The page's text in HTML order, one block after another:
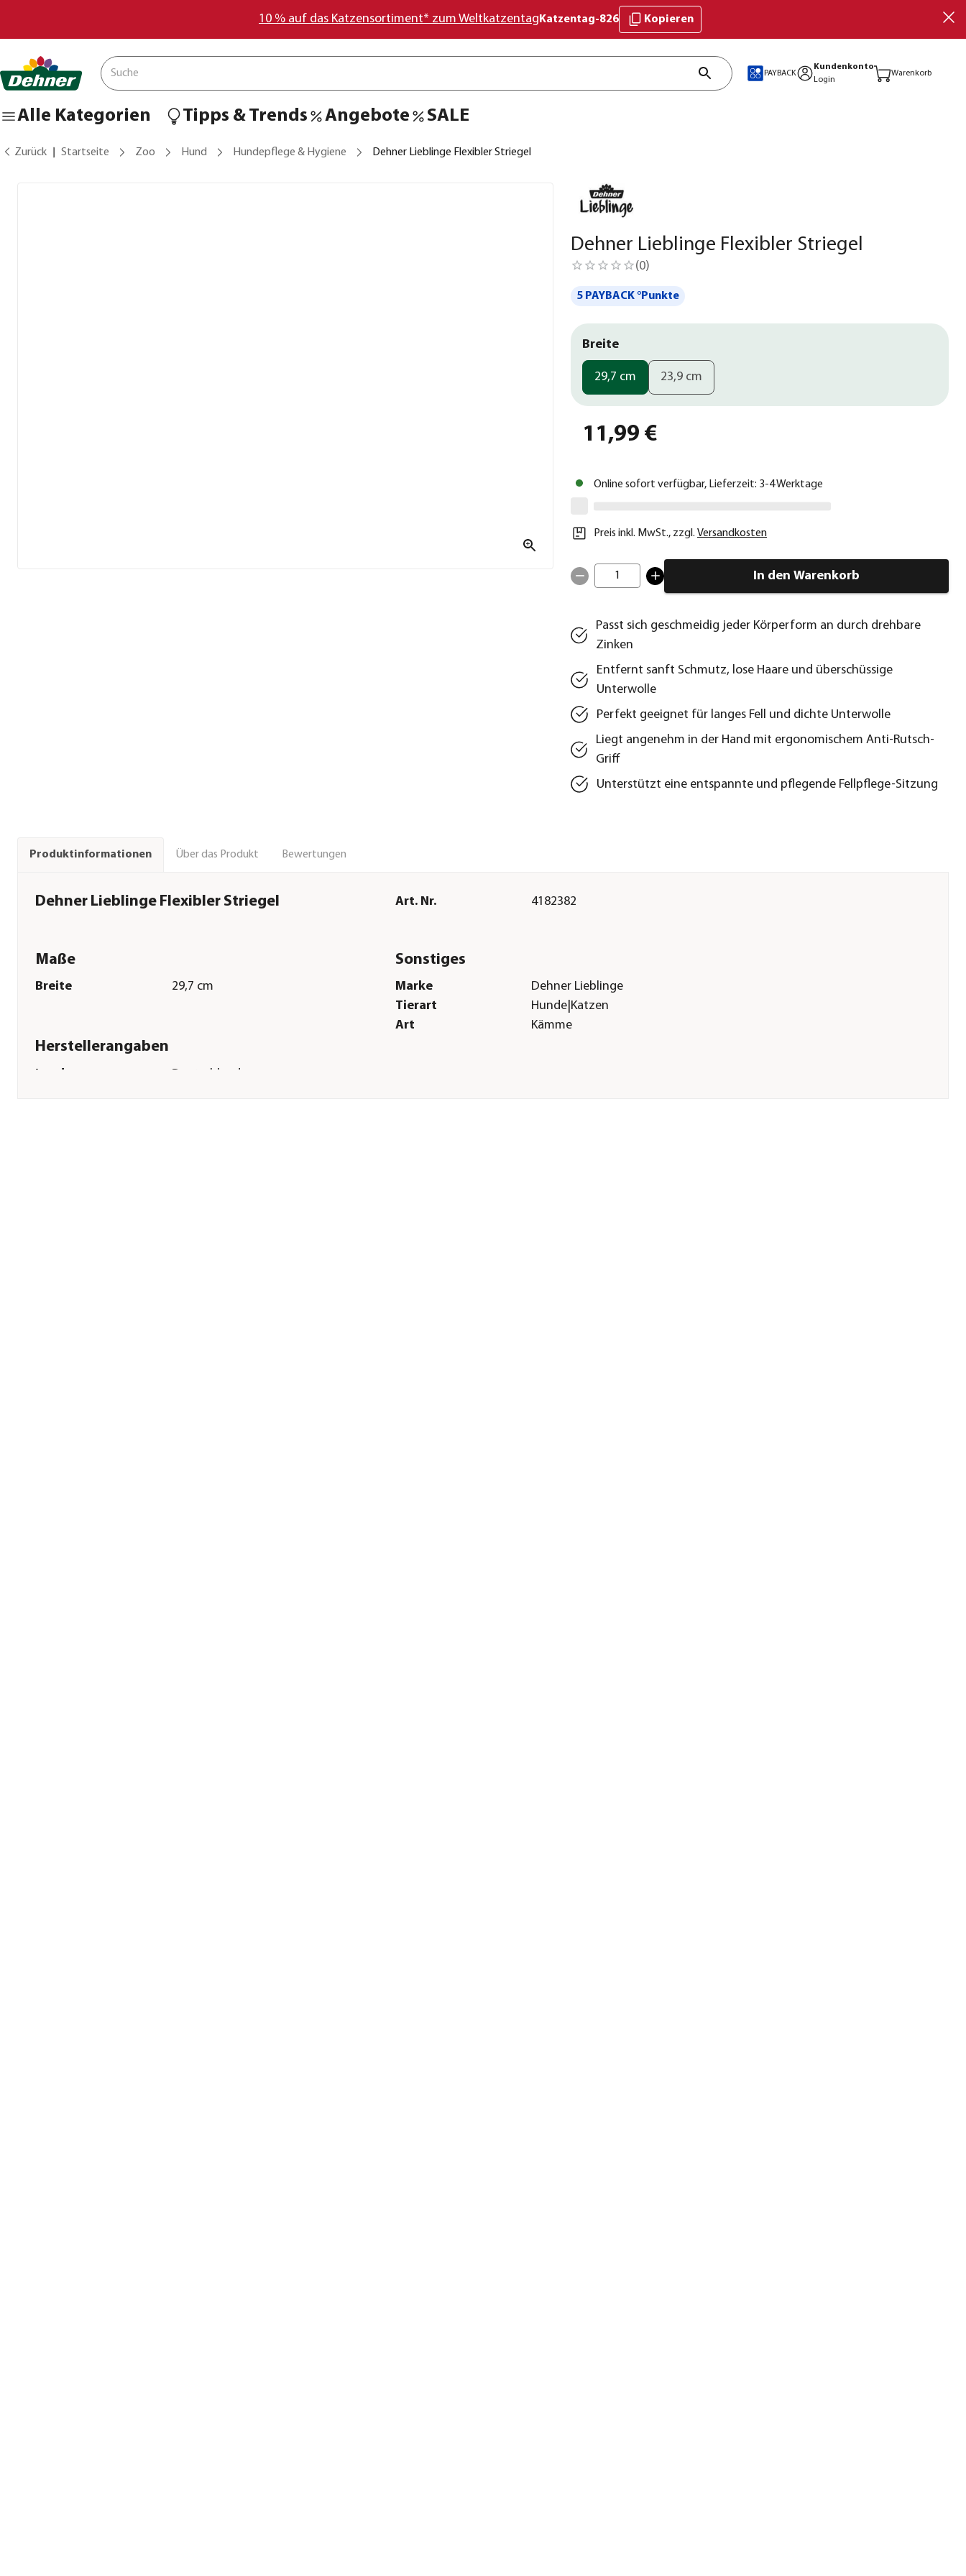
10 % auf das Katzensortiment* zum Weltkatzentag Katzentag-826 Kopieren
PAYBACK
Kundenkonto
Login
Warenkorb
Alle Kategorien Tipps & Trends Angebote SALE
Zurück Startseite Zoo Hund Hundepflege & Hygiene Dehner Lieblinge Flexibler Striegel
Dehner Lieblinge Flexibler Striegel
(0)
5 PAYBACK °Punkte
Breite
29,7 cm 23,9 cm
11,99 €
Online sofort verfügbar, Lieferzeit: 3-4 Werktage
Preis inkl. MwSt., zzgl. Versandkosten
1 In den Warenkorb
Passt sich geschmeidig jeder Körperform an durch drehbare
Zinken
Entfernt sanft Schmutz, lose Haare und überschüssige
Unterwolle
Perfekt geeignet für langes Fell und dichte Unterwolle
Liegt angenehm in der Hand mit ergonomischem Anti-Rutsch-
Griff
Unterstützt eine entspannte und pflegende Fellpflege-Sitzung
Produktinformationen Über das Produkt Bewertungen
Dehner Lieblinge Flexibler Striegel Art. Nr. 4182382
Maße
Breite 29,7 cm
Sonstiges
Marke
Dehner Lieblinge
Tierart
Hunde|Katzen
Art
Kämme
Herstellerangaben
Land
Deutschland